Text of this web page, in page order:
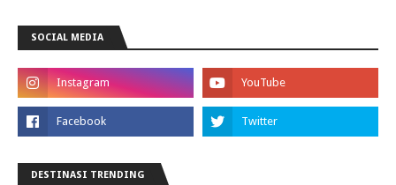
SOCIAL MEDIA
DESTINASI TRENDING